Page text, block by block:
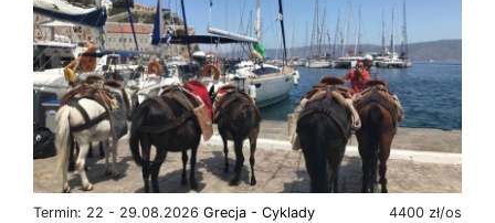
Termin: 22 - 29.08.2026 4400 zł/os
Grecja - Cyklady